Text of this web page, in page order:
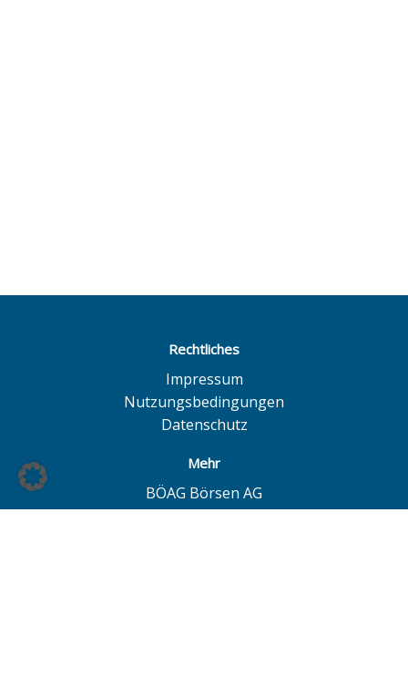
Rechtliches
Impressum
Nutzungsbedingungen
Datenschutz
Mehr
BÖAG Börsen AG
Börse Hamburg